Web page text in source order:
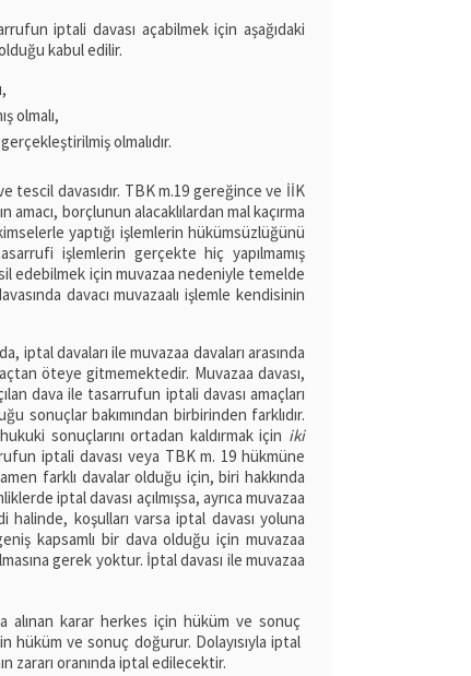
iptali davası açabilmek için aşağıdaki
kabul edilir.
olmalı,
olmalıdır.
tescil davasıdır. TBK m.19 gereğince ve İİK
amacı, borçlunun alacaklılardan mal kaçırma
yaptığı işlemlerin hükümsüzlüğünü
işlemlerin gerçekte hiç yapılmamış
edebilmek için muvazaa nedeniyle temelde
davacı muvazaalı işlemle kendisinin
iptal davaları ile muvazaa davaları arasında
öteye gitmemektedir. Muvazaa davası,
dava ile tasarrufun iptali davası amaçları
sonuçlar bakımından birbirinden farklıdır.
sonuçlarını ortadan kaldırmak için iki
iptali davası veya TBK m. 19 hükmüne
farklı davalar olduğu için, biri hakkında
iptal davası açılmışsa, ayrıca muvazaa
koşulları varsa iptal davası yoluna
kapsamlı bir dava olduğu için muvazaa
gerek yoktur. İptal davası ile muvazaa
alınan karar herkes için hüküm ve sonuç
hüküm ve sonuç doğurur. Dolayısıyla iptal
zararı oranında iptal edilecektir.